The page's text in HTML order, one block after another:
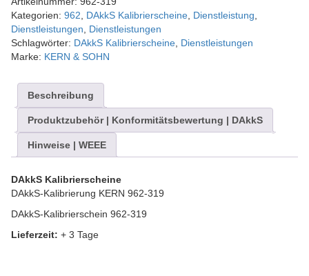
Kategorien: 962 DAkkS Kalibrierscheine Dienstleistung
Dienstleistungen
Dienstleistungen
Schlagwörter: DAkkS Kalibrierscheine Dienstleistungen
Marke: KERN & SOHN
Beschreibung
Produktzubehör | Konformitätsbewertung | DAkkS
Hinweise | WEEE
DAkkS Kalibrierscheine
DAkkS-Kalibrierung KERN 962-319
DAkkS-Kalibrierschein 962-319
Lieferzeit: + 3 Tage